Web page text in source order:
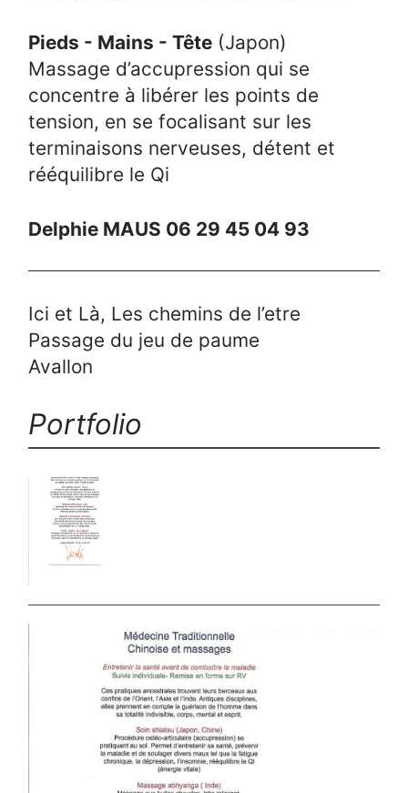
Pieds - Mains - Tête (Japon)
Massage d’accupression qui se
concentre à libérer les points de
tension, en se focalisant sur les
terminaisons nerveuses, détent et
rééquilibre le Qi
Delphie MAUS 06 29 45 04 93
Ici et Là, Les chemins de l’etre
Passage du jeu de paume
Avallon
Portfolio